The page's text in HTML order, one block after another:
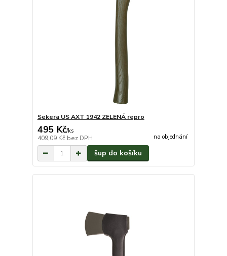
Sekera US AXT 1942 ZELENÁ repro
495 Kč/ks
409,09 Kč bez DPH na objednání
šup do košíku